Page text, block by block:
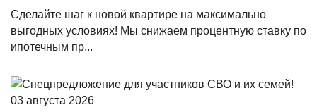
Сделайте шаг к новой квартире на максимально
выгодных условиях! Мы снижаем процентную ставку по
ипотечным пр...
03 августа 2026